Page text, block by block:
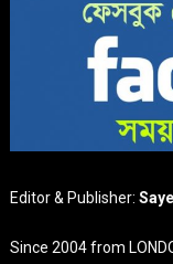
Editor & Publisher:
Since 2004 from